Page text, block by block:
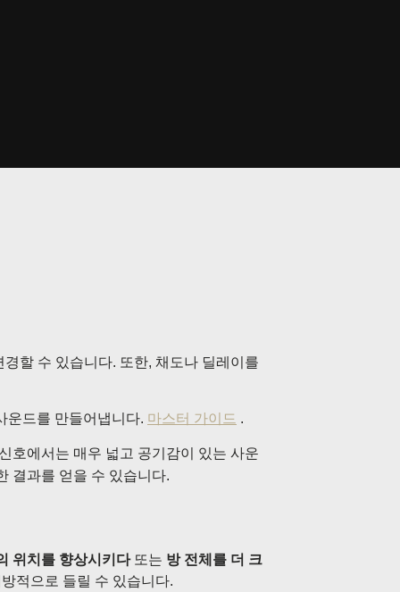
할 수 있습니다. 또한, 채도나 딜레이를
운드를 만들어냅니다. 마스터 가이드 .
호에서는 매우 넓고 공기감이 있는 사운
결과를 얻을 수 있습니다.
위치를 ​​향상시키다또는 방 전체를 더 크
적으로 들릴 수 있습니다.